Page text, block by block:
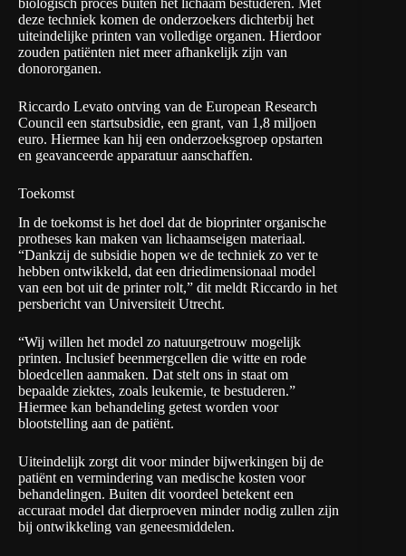
deze techniek komen de onderzoekers dichterbij het
uiteindelijke printen van volledige organen. Hierdoor
zouden patiënten niet meer afhankelijk zijn van
donororganen.
Riccardo Levato ontving van de European Research
Council een startsubsidie, een grant, van 1,8 miljoen
euro. Hiermee kan hij een onderzoeksgroep opstarten
en geavanceerde apparatuur aanschaffen.
Toekomst
In de toekomst is het doel dat de bioprinter organische
protheses kan maken van lichaamseigen materiaal.
“Dankzij de subsidie hopen we de techniek zo ver te
hebben ontwikkeld, dat een driedimensionaal model
van een bot uit de printer rolt,” dit meldt Riccardo in het
persbericht van Universiteit Utrecht.
“Wij willen het model zo natuurgetrouw mogelijk
printen. Inclusief beenmergcellen die witte en rode
bloedcellen aanmaken. Dat stelt ons in staat om
bepaalde ziektes, zoals leukemie, te bestuderen.”
Hiermee kan behandeling getest worden voor
blootstelling aan de patiënt.
Uiteindelijk zorgt dit voor minder bijwerkingen bij de
patiënt en vermindering van medische kosten voor
behandelingen. Buiten dit voordeel betekent een
accuraat model dat dierproeven minder nodig zullen zijn
bij ontwikkeling van geneesmiddelen.